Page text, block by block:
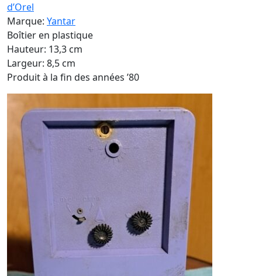
d’Orel
Marque: Yantar
Boîtier en plastique
Hauteur: 13,3 cm
Largeur: 8,5 cm
Produit à la fin des années ’80